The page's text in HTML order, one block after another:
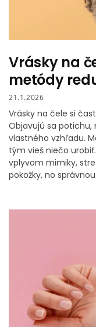
Vrásky na
metódy
21.1.2026
Vrásky na čele si
Objavujú sa
vlastného vzhľadu.
tým vieš niečo
vplyvom mimiky,
pokožky, no